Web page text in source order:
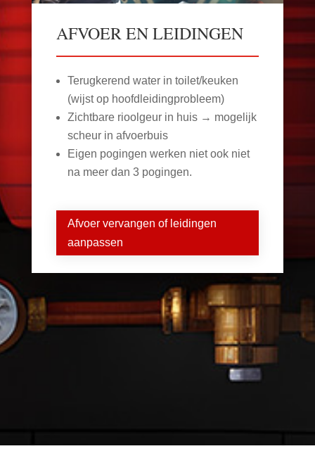
AFVOER EN LEIDINGEN
Terugkerend water in toilet/keuken
(wijst op hoofdleidingprobleem)
Zichtbare rioolgeur in huis → mogelijk
scheur in afvoerbuis
Eigen pogingen werken niet ook niet
na meer dan 3 pogingen.
Afvoer vervangen of leidingen
aanpassen